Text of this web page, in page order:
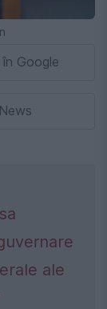
Google
ale